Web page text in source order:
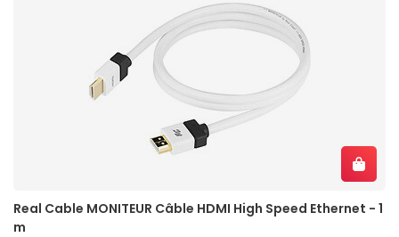
Real Cable MONITEUR Câble HDMI High Speed Ethernet - 1
m